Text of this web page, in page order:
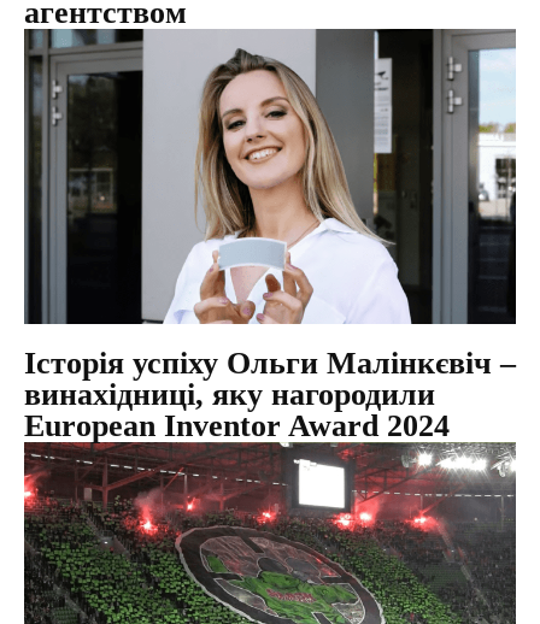
агентством
Історія успіху Ольги Малінкєвіч –
винахідниці, яку нагородили
European Inventor Award 2024